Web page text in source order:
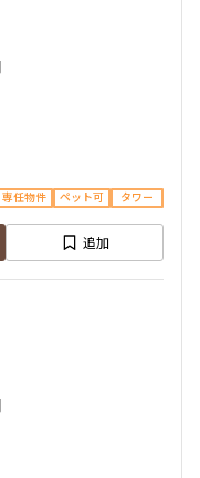
専任物件 ペット可 タワー
追加